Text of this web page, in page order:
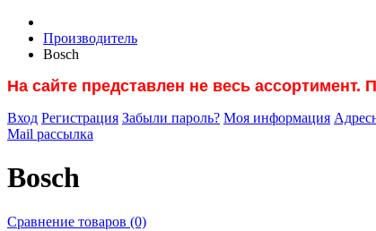
Производитель
Bosch
На сайте представлен не весь
Вход Регистрация Забыли пароль? Моя информация
Mail рассылка
Bosch
Сравнение товаров (0)